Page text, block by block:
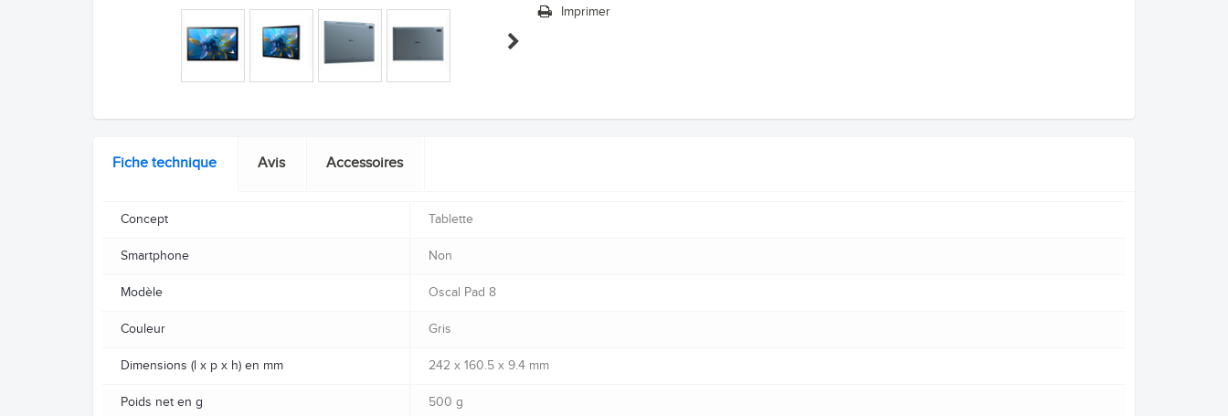
Imprimer
Fiche technique Avis Accessoires
Concept Tablette
Smartphone Non
Modèle Oscal Pad 8
Couleur Gris
Dimensions (l x p x h) en mm 242 x 160.5 x 9.4 mm
Poids net en g 500 g